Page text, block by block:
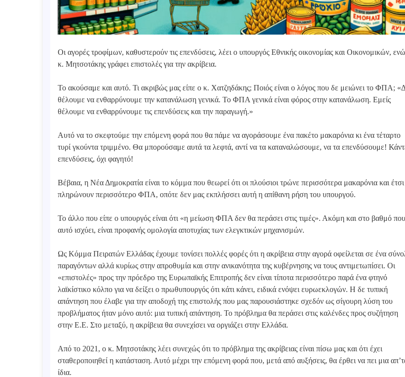
Οι αγορές τροφίμων, καθυστερούν τις επενδύσεις, λέει ο υπουργός Εθνικής οικονομίας και Οικονομικών,
κ. Μητσοτάκης γράφει επιστολές για την ακρίβεια.
Το ακούσαμε και αυτό. Τι ακριβώς μας είπε ο κ. Χατζηδάκης; Ποιός είναι ο λόγος που δε μειώνει το ΦΠΑ;
θέλουμε να ενθαρρύνουμε την κατανάλωση γενικά. Το ΦΠΑ γενικά είναι φόρος στην κατανάλωση. Εμείς
θέλουμε να ενθαρρύνουμε τις επενδύσεις και την παραγωγή.»
Αυτό να το σκεφτούμε την επόμενη φορά που θα πάμε να αγοράσουμε ένα πακέτο μακαρόνια κι ένα τέταρτο
τυρί γκούντα τριμμένο. Θα μπορούσαμε αυτά τα λεφτά, αντί να τα καταναλώσουμε, να τα επενδύσουμε!
επενδύσεις, όχι φαγητό!
Βέβαια, η Νέα Δημοκρατία είναι το κόμμα που θεωρεί ότι οι πλούσιοι τρώνε περισσότερα μακαρόνια και έτσι
πληρώνουν περισσότερο ΦΠΑ, οπότε δεν μας εκπλήσσει αυτή η απίθανη ρήση του υπουργού.
Το άλλο που είπε ο υπουργός είναι ότι «η μείωση ΦΠΑ δεν θα περάσει στις τιμές». Ακόμη και στο βαθμό που
αυτό ισχύει, είναι προφανής ομολογία αποτυχίας των ελεγκτικών μηχανισμών.
Ως Κόμμα Πειρατών Ελλάδας έχουμε τονίσει πολλές φορές ότι η ακρίβεια στην αγορά οφείλεται σε ένα
παραγόντων αλλά κυρίως στην απροθυμία και στην ανικανότητα της κυβέρνησης να τους αντιμετωπίσει. Οι
«επιστολές» προς την πρόεδρο της Ευρωπαϊκής Επιτροπής δεν είναι τίποτα περισσότερο παρά ένα φτηνό
λαϊκίστικο κόλπο για να δείξει ο πρωθυπουργός ότι κάτι κάνει, ειδικά ενόψει ευρωεκλογών. Η δε τυπική
απάντηση που έλαβε για την αποδοχή της επιστολής που μας παρουσιάστηκε σχεδόν ως σίγουρη λύση του
προβλήματος ήταν μόνο αυτό: μια τυπική απάντηση. Το πρόβλημα θα περάσει στις καλένδες προς συζήτηση
στην Ε.Ε. Στο μεταξύ, η ακρίβεια θα συνεχίσει να οργιάζει στην Ελλάδα.
Από το 2021, ο κ. Μητσοτάκης λέει συνεχώς ότι το πρόβλημα της ακρίβειας είναι πίσω μας και ότι έχει
σταθεροποιηθεί η κατάσταση. Αυτό μέχρι την επόμενη φορά που, μετά από αυξήσεις, θα έρθει να πει μια
ίδια.